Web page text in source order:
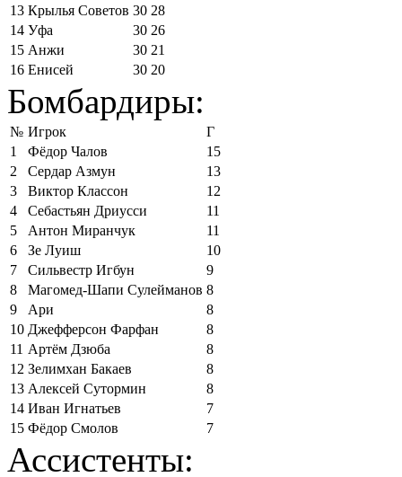
13 Крылья Советов 30 28
14 Уфа 30 26
15 Анжи 30 21
16 Енисей 30 20
Бомбардиры:
№ Игрок
Г
1
Фёдор Чалов
15
2
Сердар Азмун
13
3
Виктор Классон
12
4
Себастьян Дриусси
11
5
Антон Миранчук
11
6
Зе Луиш
10
7
Сильвестр Игбун
9
8
Магомед-Шапи Сулейманов 8
9
Ари
8
10 Джефферсон Фарфан
8
11 Артём Дзюба
8
12 Зелимхан Бакаев
8
13 Алексей Сутормин
8
14 Иван Игнатьев
7
15 Фёдор Смолов 7
Ассистенты: